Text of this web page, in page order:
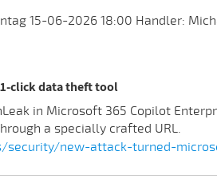
15-06-2026 18:00 Handler:
click data theft tool
in Microsoft 365 Copilot
a specially crafted URL.
security/new-attack-turned-